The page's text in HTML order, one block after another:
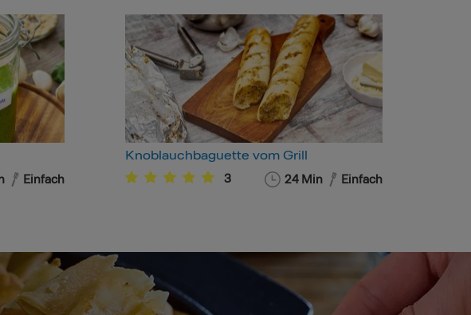
Einfach
Knoblauchbaguette vom Grill
3 24 Min Einfach